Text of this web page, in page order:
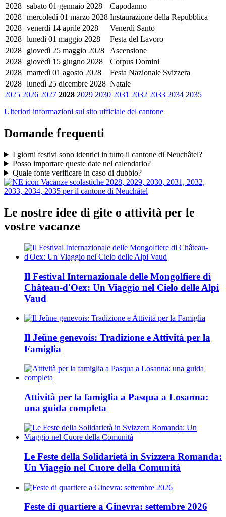
2028 sabato 01 gennaio 2028
Capodanno
2028 mercoledì 01 marzo 2028 Instaurazione della Repubblica
2028 venerdì 14 aprile 2028
Venerdì Santo
2028 lunedì 01 maggio 2028
Festa del Lavoro
2028
giovedì 25 maggio 2028
Ascensione
2028
giovedì 15 giugno 2028
Corpus Domini
2028 martedì 01 agosto 2028
Festa Nazionale Svizzera
2028 lunedì 25 dicembre 2028 Natale
2025 2026 2027 2028 2029 2030 2031 2032 2033 2034 2035
Ulteriori informazioni sul sito ufficiale del cantone
Domande frequenti
I giorni festivi sono identici in tutto il cantone di Neuchâtel?
Posso importare queste date nel calendario?
Quale fonte verificare in caso di dubbio?
Vacanze scolastiche 2028, 2029, 2030, 2031, 2032,
2033, 2034, 2035 per il cantone di Neuchâtel
Le nostre idee di gite o attività per le
vostre vacanze
Il Festival Internazionale delle Mongolfiere di
Château-d'Oex: Un Viaggio nel Cielo delle Alpi
Vaud
Il Jeûne genevois: Tradizione e Attività per la
Famiglia
Attività per la famiglia a Pasqua a Losanna:
una guida completa
Le Feste della Solidarietà in Svizzera Romanda:
Un Viaggio nel Cuore della Comunità
Feste di quartiere a Ginevra: settembre 2026